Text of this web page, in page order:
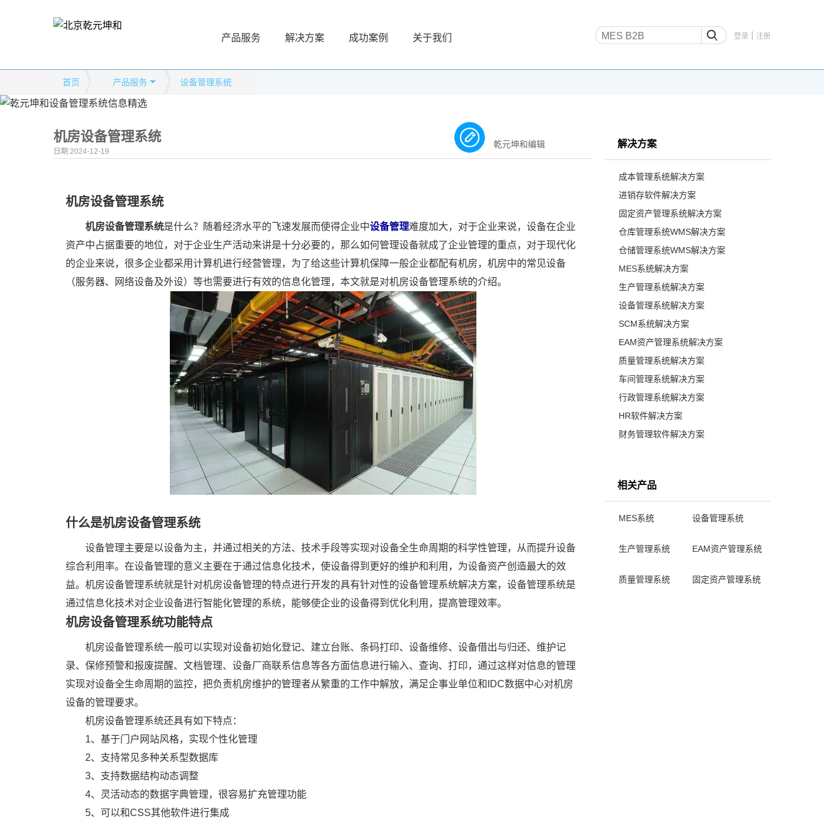
产品服务 解决方案 成功案例 关于我们 登录 注册
首页 产品服务 设备管理系统
机房设备管理系统
日期:2024-12-19
乾元坤和编辑
机房设备管理系统
机房设备管理系统是什么？随着经济水平的飞速发展而使得企业中设备管理难度加大，对于企业来说，设备在企业
资产中占据重要的地位，对于企业生产活动来讲是十分必要的，那么如何管理设备就成了企业管理的重点，对于现代化
的企业来说，很多企业都采用计算机进行经营管理，为了给这些计算机保障一般企业都配有机房，机房中的常见设备
（服务器、网络设备及外设）等也需要进行有效的信息化管理，本文就是对机房设备管理系统的介绍。
什么是机房设备管理系统
设备管理主要是以设备为主，并通过相关的方法、技术手段等实现对设备全生命周期的科学性管理，从而提升设备
综合利用率。在设备管理的意义主要在于通过信息化技术，使设备得到更好的维护和利用，为设备资产创造最大的效
益。机房设备管理系统就是针对机房设备管理的特点进行开发的具有针对性的设备管理系统解决方案，设备管理系统是
通过信息化技术对企业设备进行智能化管理的系统，能够使企业的设备得到优化利用，提高管理效率。
机房设备管理系统功能特点
机房设备管理系统一般可以实现对设备初始化登记、建立台账、条码打印、设备维修、设备借出与归还、维护记
录、保修预警和报废提醒、文档管理、设备厂商联系信息等各方面信息进行输入、查询、打印，通过这样对信息的管理
实现对设备全生命周期的监控，把负责机房维护的管理者从繁重的工作中解放，满足企事业单位和IDC数据中心对机房
设备的管理要求。
机房设备管理系统还具有如下特点：
1、基于门户网站风格，实现个性化管理
2、支持常见多种关系型数据库
3、支持数据结构动态调整
4、灵活动态的数据字典管理，很容易扩充管理功能
5、可以和CSS其他软件进行集成
解决方案
成本管理系统解决方案
进销存软件解决方案
固定资产管理系统解决方案
仓库管理系统WMS解决方案
仓储管理系统WMS解决方案
MES系统解决方案
生产管理系统解决方案
设备管理系统解决方案
SCM系统解决方案
EAM资产管理系统解决方案
质量管理系统解决方案
车间管理系统解决方案
行政管理系统解决方案
HR软件解决方案
财务管理软件解决方案
相关产品
MES系统 设备管理系统
生产管理系统 EAM资产管理系统
质量管理系统 固定资产管理系统